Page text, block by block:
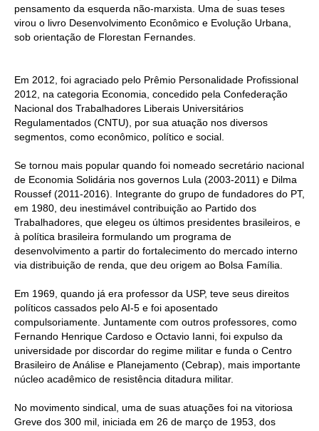
LEGISLAÇÃO
LEI 4.950-A/1966 – PISO SALARIAL
LEI 6.496/1977 – ART
RES 1.002/2002 – CÓDIGO DE ÉTICA
PISO SALARIAL
FIQUE POR DENTRO
OPORTUNIDADES
APRESENTAÇÃO
EMPREGO E ESTÁGIO
CARREIRA
AUTÔNOMOS E SERVIÇOS
NEWSLETTER
GUIA DAS ENGENHARIAS
pensamento da esquerda não-marxista. Uma de suas teses
virou o livro Desenvolvimento Econômico e Evolução Urbana,
sob orientação de Florestan Fernandes.
Em 2012, foi agraciado pelo Prêmio Personalidade Profissional
2012, na categoria Economia, concedido pela Confederação
Nacional dos Trabalhadores Liberais Universitários
Regulamentados (CNTU), por sua atuação nos diversos
segmentos, como econômico, político e social.
Se tornou mais popular quando foi nomeado secretário nacional
de Economia Solidária nos governos Lula (2003-2011) e Dilma
Roussef (2011-2016). Integrante do grupo de fundadores do PT,
em 1980, deu inestimável contribuição ao Partido dos
Trabalhadores, que elegeu os últimos presidentes brasileiros, e
à política brasileira formulando um programa de
desenvolvimento a partir do fortalecimento do mercado interno
via distribuição de renda, que deu origem ao Bolsa Família.
Em 1969, quando já era professor da USP, teve seus direitos
políticos cassados pelo AI-5 e foi aposentado
compulsoriamente. Juntamente com outros professores, como
Fernando Henrique Cardoso e Octavio Ianni, foi expulso da
universidade por discordar do regime militar e funda o Centro
Brasileiro de Análise e Planejamento (Cebrap), mais importante
núcleo acadêmico de resistência ditadura militar.
No movimento sindical, uma de suas atuações foi na vitoriosa
Greve dos 300 mil, iniciada em 26 de março de 1953, dos